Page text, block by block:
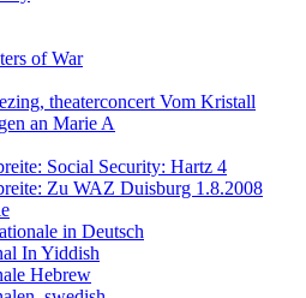
of War
theaterconcert Vom Kristall
an Marie A
Social Security: Hartz 4
Zu WAZ Duisburg 1.8.2008
in Deutsch
In Yiddish
Hebrew